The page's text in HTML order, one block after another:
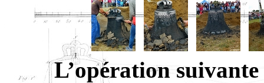
L’opération